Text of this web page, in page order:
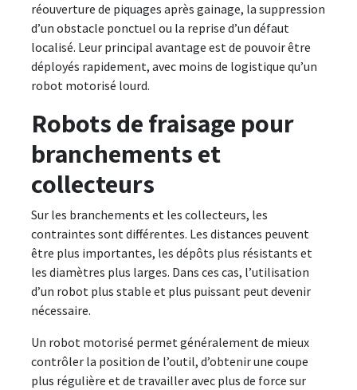
réouverture de piquages après gainage, la suppression
d’un obstacle ponctuel ou la reprise d’un défaut
localisé. Leur principal avantage est de pouvoir être
déployés rapidement, avec moins de logistique qu’un
robot motorisé lourd.
Robots de fraisage pour
branchements et
collecteurs
Sur les branchements et les collecteurs, les
contraintes sont différentes. Les distances peuvent
être plus importantes, les dépôts plus résistants et
les diamètres plus larges. Dans ces cas, l’utilisation
d’un robot plus stable et plus puissant peut devenir
nécessaire.
Un robot motorisé permet généralement de mieux
contrôler la position de l’outil, d’obtenir une coupe
plus régulière et de travailler avec plus de force sur